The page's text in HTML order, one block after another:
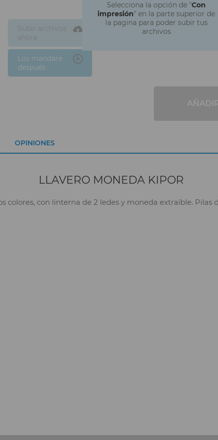
Selecciona la opción de "Con
impresión" en la parte superior de
la pagina para poder subir tus
archivos
Subir archivos
ahora
Los mandaré
después
LLAVERO MONEDA KIPOR
colores, con linterna de 2 ledes y moneda extraíble. Pilas
OPINIONES